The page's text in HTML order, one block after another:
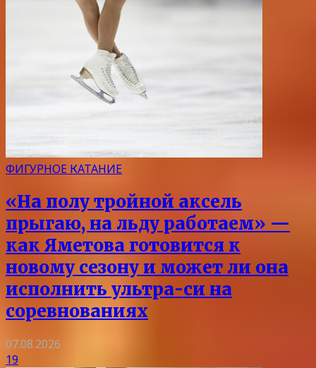
ФИГУРНОЕ КАТАНИЕ
«На полу тройной аксель
прыгаю, на льду работаем» —
как Яметова готовится к
новому сезону и может ли она
исполнить ультра-си на
соревнованиях
07.08.2026
19